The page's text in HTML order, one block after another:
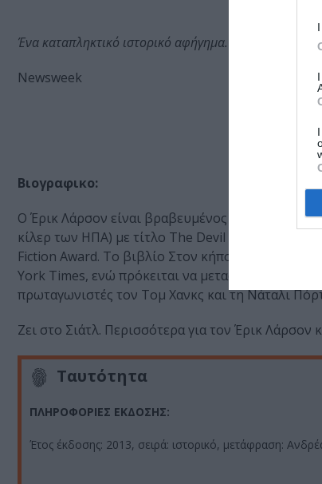
Ένα καταπληκτικό ιστορικό αφήγημα.
Newsweek
Βιογραφικο:
Ο Έρικ Λάρσον είναι βραβευμένος
κίλερ των ΗΠΑ) με τίτλο The Devil in the White
Fiction Award. Το βιβλίο Στον κήπο με τα θηρία
York Times, ενώ πρόκειται να μεταφερθεί στον
πρωταγωνιστές τον Τομ Χανκς και τη Νάταλι
Ζει στο Σιάτλ. Περισσότερα για τον Έρικ
Ταυτότητα
ΠΛΗΡΟΦΟΡΙΕΣ ΕΚΔΟΣΗΣ:
Έτος έκδοσης: 2013, σειρά: ιστορικό, μετάφραση: